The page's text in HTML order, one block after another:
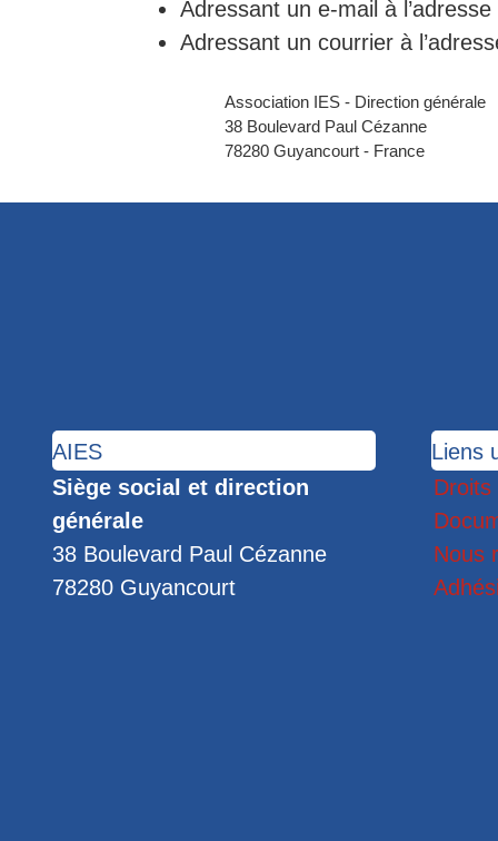
Adressant un e-mail à
Adressant un courrier à
Association IES - Direction générale
38 Boulevard Paul Cézanne
78280 Guyancourt - France
AIES
Liens
Siège social et direction
générale
38 Boulevard Paul Cézanne
78280 Guyancourt
Droits
Nous